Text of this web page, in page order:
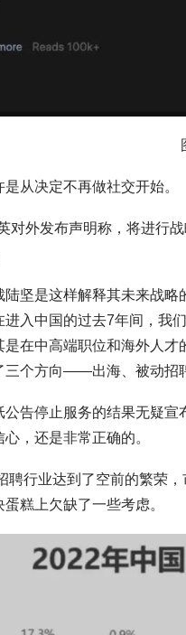
从决定不再做社交开始。
对外发布声明称，将进行
坚是这样解释其未来战
进入中国的过去7年间，我
在中高端职位和海外人
个方向——出海、被动招聘
告停止服务的结果无疑宣
，还是非常正确的。
聘行业达到了空前的繁荣
糕上欠缺了一些考虑。